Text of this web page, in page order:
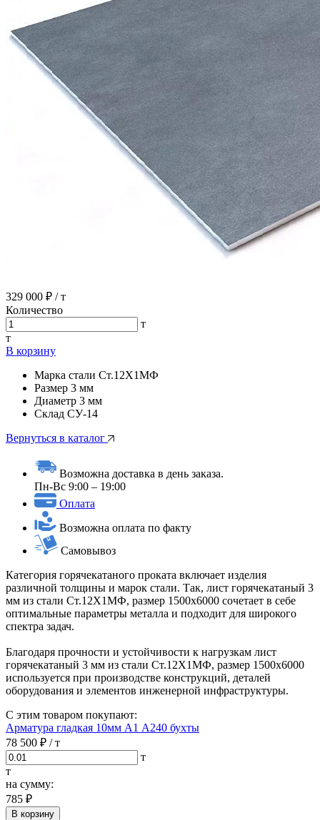
329 000 ₽ / т
Количество
т
т
В корзину
Марка стали Ст.12Х1МФ
Размер 3 мм
Диаметр 3 мм
Склад СУ-14
Вернуться в каталог
Возможна доставка в день заказа.
Пн-Вс 9:00 – 19:00
Оплата
Возможна оплата по факту
Самовывоз
Категория горячекатаного проката включает изделия
различной толщины и марок стали. Так, лист горячекатаный 3
мм из стали Ст.12Х1МФ, размер 1500х6000 сочетает в себе
оптимальные параметры металла и подходит для широкого
спектра задач.
Благодаря прочности и устойчивости к нагрузкам лист
горячекатаный 3 мм из стали Ст.12Х1МФ, размер 1500х6000
используется при производстве конструкций, деталей
оборудования и элементов инженерной инфраструктуры.
С этим товаром покупают:
Арматура гладкая 10мм А1 А240 бухты
78 500 ₽ / т
т
т
на сумму:
785 ₽
В корзину